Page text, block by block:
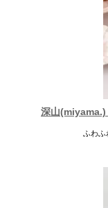
深山
ふわふ